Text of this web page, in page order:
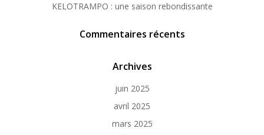
KELOTRAMPO : une saison rebondissante
Commentaires récents
Archives
juin 2025
avril 2025
mars 2025